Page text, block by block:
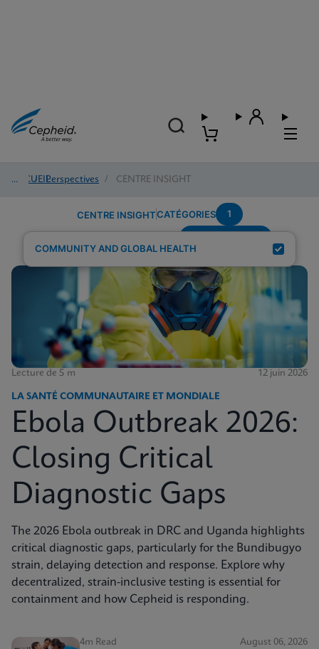
ACCUEIL
/ Perspectives / CENTRE INSIGHT
CENTRE INSIGHTCATÉGORIES 1
COMMUNITY AND GLOBAL HEALTH
Lecture de 5 m 12 juin 2026
LA SANTÉ COMMUNAUTAIRE ET MONDIALE
Ebola Outbreak 2026:
Closing Critical
Diagnostic Gaps
The 2026 Ebola outbreak in DRC and Uganda highlights
critical diagnostic gaps, particularly for the Bundibugyo
strain, delaying detection and response. Explore why
decentralized, strain-inclusive testing is essential for
containment and how Cepheid is responding.
4m Read August 06, 2026